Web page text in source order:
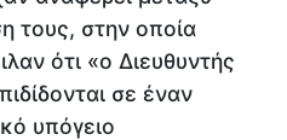
τους, στην οποία
ότι «ο Διευθυντής
σε έναν
υπόγειο